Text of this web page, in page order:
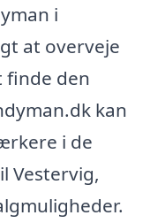
i
at overveje
den
kan
i de
Vestervig,